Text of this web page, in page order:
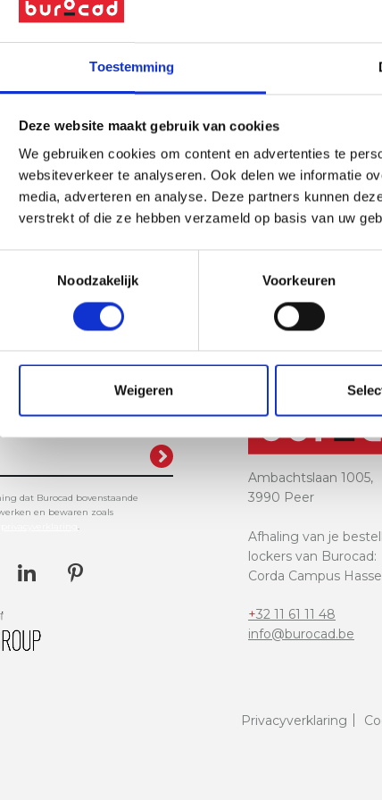
Toestemming
Deze website maakt gebruik van cookies
We gebruiken cookies om content en advertenties te
websiteverkeer te analyseren. Ook delen we informatie
media, adverteren en analyse. Deze partners kunnen
verstrekt of die ze hebben verzameld op basis van uw
Noodzakelijk
Voorkeuren
Weigeren
overzicht
en schrijf je hier in voor onze
dat Burocad bovenstaande
en bewaren zoals
.
Ambachtslaan 1005,
3990 Peer
Afhaling van je
lockers van Burocad:
Corda Campus
+32 11 61 11 48
info@burocad.be
Privacyverklaring